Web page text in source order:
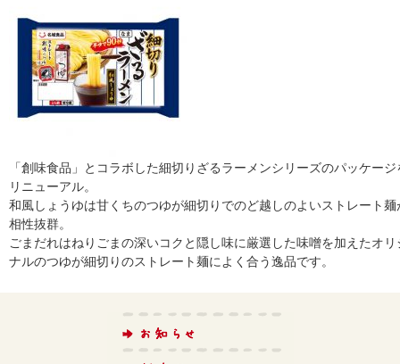
「創味食品」とコラボした細切りざるラーメンシリーズのパッケージ
リニューアル。
和風しょうゆは甘くちのつゆが細切りでのど越しのよいストレート麺
相性抜群。
ごまだれはねりごまの深いコクと隠し味に厳選した味噌を加えたオリ
ナルのつゆが細切りのストレート麺によく合う逸品です。